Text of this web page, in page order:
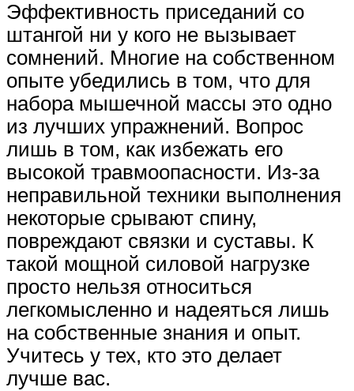
Эффективность приседаний со
штангой ни у кого не вызывает
сомнений. Многие на собственном
опыте убедились в том, что для
набора мышечной массы это одно
из лучших упражнений. Вопрос
лишь в том, как избежать его
высокой травмоопасности. Из-за
неправильной техники выполнения
некоторые срывают спину,
повреждают связки и суставы. К
такой мощной силовой нагрузке
просто нельзя относиться
легкомысленно и надеяться лишь
на собственные знания и опыт.
Учитесь у тех, кто это делает
лучше вас.